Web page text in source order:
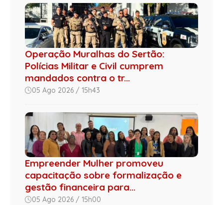
Operação Muralhas do Sertão:
Polícias Militar e Civil cumprem
mandados contra o tr...
05 Ago 2026 / 15h43
Empreender Mulher promoveu
capacitação sobre formalização e
gestão financeira para...
05 Ago 2026 / 15h00